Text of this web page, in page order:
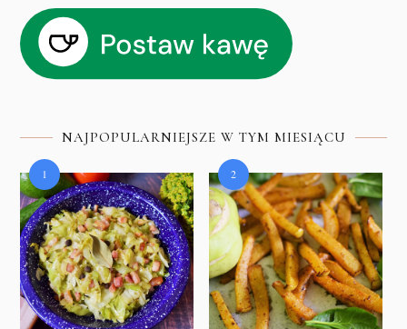
NAJPOPULARNIEJSZE W TYM MIESIĄCU